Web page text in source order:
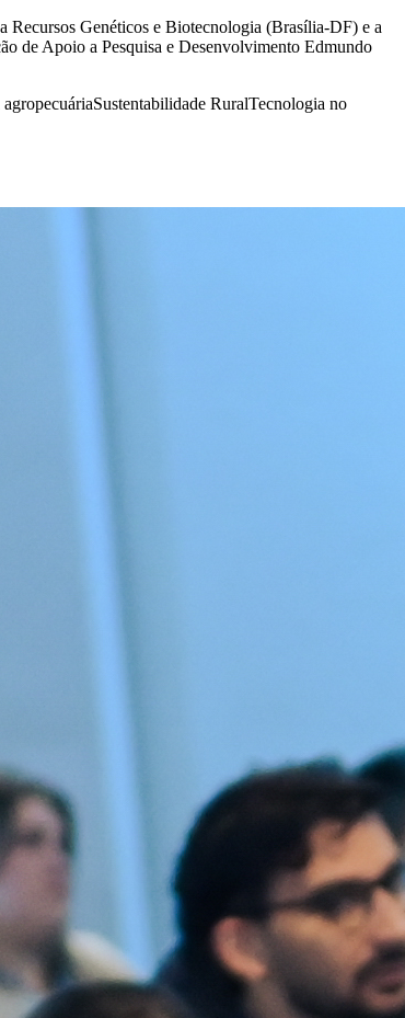
Recursos Genéticos e Biotecnologia (Brasília-DF) e a
de Apoio a Pesquisa e Desenvolvimento Edmundo
agropecuáriaSustentabilidade RuralTecnologia no